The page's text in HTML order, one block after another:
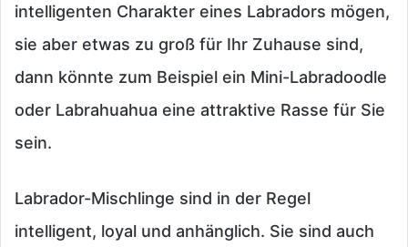
intelligenten Charakter eines Labradors mögen,
sie aber etwas zu groß für Ihr Zuhause sind,
dann könnte zum Beispiel ein Mini-Labradoodle
oder Labrahuahua eine attraktive Rasse für Sie
sein.
Labrador-Mischlinge sind in der Regel
intelligent, loyal und anhänglich. Sie sind auch